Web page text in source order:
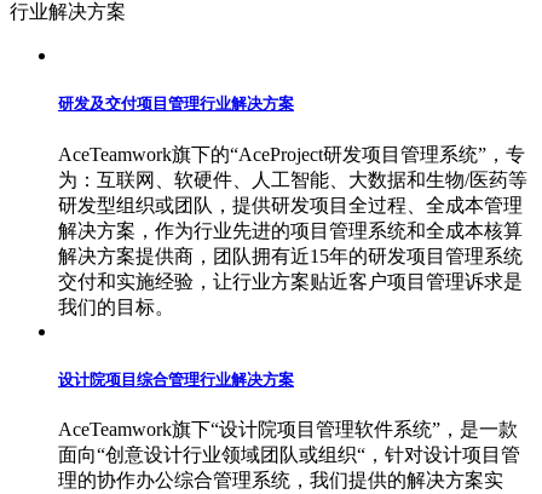
行业解决方案
研发及交付项目管理行业解决方案
AceTeamwork旗下的“AceProject研发项目管理系统”，专
为：互联网、软硬件、人工智能、大数据和生物/医药等
研发型组织或团队，提供研发项目全过程、全成本管理
解决方案，作为行业先进的项目管理系统和全成本核算
解决方案提供商，团队拥有近15年的研发项目管理系统
交付和实施经验，让行业方案贴近客户项目管理诉求是
我们的目标。
设计院项目综合管理行业解决方案
AceTeamwork旗下“设计院项目管理软件系统”，是一款
面向“创意设计行业领域团队或组织“，针对设计项目管
理的协作办公综合管理系统，我们提供的解决方案实